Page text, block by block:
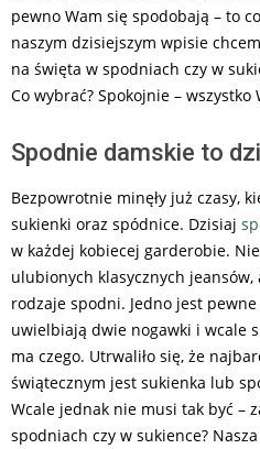
pewno Wam się spodobają – to
naszym dzisiejszym wpisie
na święta w spodniach czy w
Co wybrać? Spokojnie –
Spodnie damskie to
Bezpowrotnie minęły już czasy,
sukienki oraz spódnice. Dzisiaj
w każdej kobiecej garderobie.
ulubionych klasycznych
rodzaje spodni. Jedno jest pewne
uwielbiają dwie nogawki i wcale
ma czego. Utrwaliło się, że
świątecznym jest sukienka lub
Wcale jednak nie musi tak być –
spodniach czy w sukience?